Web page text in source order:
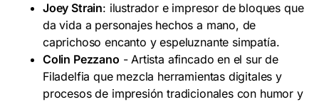
Joey Strain: ilustrador e impresor de bloques que
da vida a personajes hechos a mano, de
caprichoso encanto y espeluznante simpatía.
Colin Pezzano - Artista afincado en el sur de
Filadelfia que mezcla herramientas digitales y
procesos de impresión tradicionales con humor y